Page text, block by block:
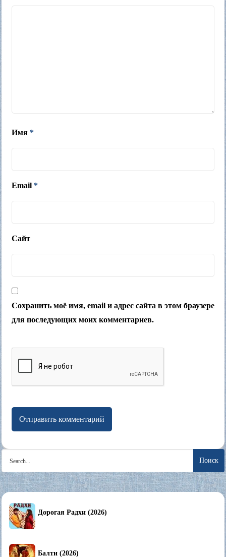
Имя *
Email *
Сайт
Сохранить моё имя, email и адрес сайта в этом браузере
для последующих моих комментариев.
for:
Дорогая Радхи (2026)
Балти (2026)